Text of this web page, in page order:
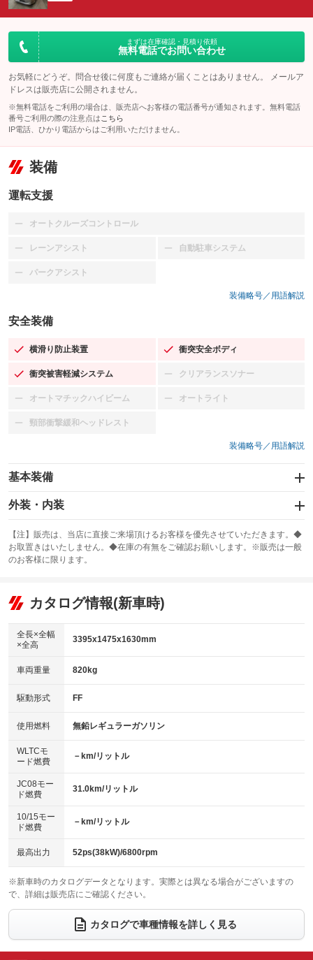
まずは在庫確認・見積り依頼
無料電話でお問い合わせ
お気軽にどうぞ。問合せ後に何度もご連絡が届くことはありません。 メールア
ドレスは販売店に公開されません。
※無料電話をご利用の場合は、販売店へお客様の電話番号が通知されます。無料電話
番号ご利用の際の注意点は こちら
IP電話、ひかり電話からはご利用いただけません。
装備
運転支援
オートクルーズコントロール
：装備なし
レーンアシスト
：装備なし 自動駐車システム
：装備なし
パークアシスト
：装備なし
装備略号／用語解説
安全装備
横滑り防止装置
：装備あり 衝突安全ボディ
：装備あり
衝突被害軽減システム
：装備あり クリアランスソナー
：装備なし
オートマチックハイビーム
：装備なし オートライト
：装備なし
頸部衝撃緩和ヘッドレスト
：装備なし
装備略号／用語解説
基本装備
エアバッグ：運転席/助手席
：装備あり
：装備なし
サンルーフ
：装備なし ABS
リフトアップ
：装備なし
：装備なし
パワーウィンドウ
アイドリングストップ
：装備あり
USB入力端子
：装備なし
100V電源
：装備なし
センターデフロック
：装備なし
電動格納ミラー
：装備あり
外装・内装
カーナビ：SDナビ
：装備あり
TV：フルセグ
：装備あり
ビジュアル：-／DVD再生
：装備あり
アルミホイール：14インチ
：装備あり
HID(キセノンライト)
バックカメラ
エアロ
：装備なし
ローダウン
：装備なし
ベンチシート
：装備あり
チップアップシート
：装備なし
電動格納サードシート
：装備なし シートヒーター
：装備なし
ウォークスルー
電動リアゲート フロントカメラ
：装備なし
シートエアコン
：装備なし 全周囲カメラ
：装備なし
【注】販売は、当店に直接ご来場頂けるお客様を優先させていただきます。◆
お取置きはいたしません。◆在庫の有無をご確認お願いします。※販売は一般
のお客様に限ります。
カタログ情報(新車時)
全長×全幅
×全高
3395x1475x1630mm
車両重量 820kg
駆動形式 FF
使用燃料 無鉛レギュラーガソリン
WLTCモ
ード燃費
－km/リットル
JC08モー
ド燃費
31.0km/リットル
10/15モー
ド燃費
－km/リットル
最高出力 52ps(38kW)/6800rpm
※新車時のカタログデータとなります。実際とは異なる場合がございますの
で、詳細は販売店にご確認ください。
カタログで車種情報を詳しく見る